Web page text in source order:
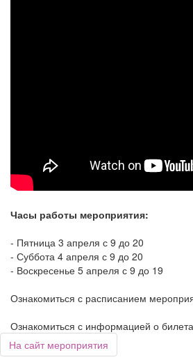
Часы работы мероприятия:
- Пятница 3 апреля с 9 до 20
- Суббота 4 апреля с 9 до 20
- Воскресенье 5 апреля с 9 до 19
Ознакомиться с расписанием
Ознакомиться с информацией о
На сайт мероприятия